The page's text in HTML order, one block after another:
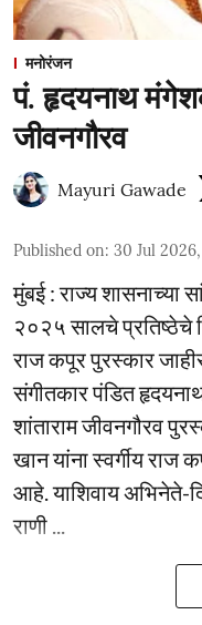
मनोरंजन
पं. हृदयनाथ
जीवनगौरव
Mayuri Gawade
Published on: 30 Jul 2026,
मुंबई : राज्य शासनाच्या
२०२५ सालचे प्रतिष्ठेचे
राज कपूर पुरस्कार
संगीतकार पंडित
शांताराम जीवनगौरव
खान यांना स्वर्गीय राज
आहे. याशिवाय अभिनेते-
राणी ...